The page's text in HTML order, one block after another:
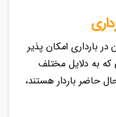
بارداری امکان ‌پذیر
به دلایل مختلف
حاضر باردار هستند،